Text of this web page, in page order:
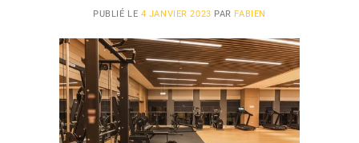
PUBLIÉ LE 4 JANVIER 2023 PAR FABIEN